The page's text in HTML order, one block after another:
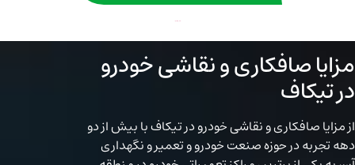
مزایا صافکاری و نقاشی خودرو
در تیکاف
از مزایا صافکاری و نقاشی خودرو در تیکاف با بیش از دو
دهه تجربه در حوزه صنعت خودرو و تعمیر و نگهداری